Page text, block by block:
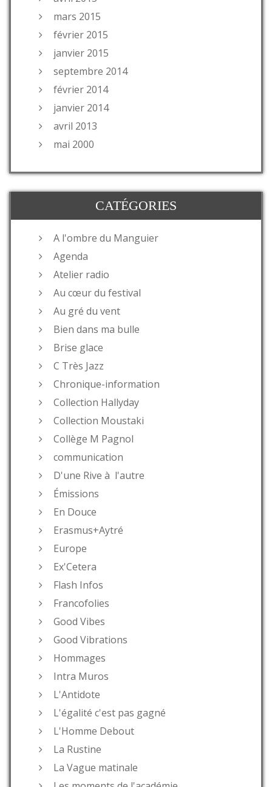
mars 2015
février 2015
janvier 2015
septembre 2014
février 2014
janvier 2014
avril 2013
mai 2000
CATÉGORIES
A l'ombre du Manguier
Agenda
Atelier radio
Au cœur du festival
Au gré du vent
Bien dans ma bulle
Brise glace
C Très Jazz
Chronique-information
Collection Hallyday
Collection Moustaki
Collège M Pagnol
communication
D'une Rive à l'autre
Émissions
En Douce
Erasmus+Aytré
Europe
Ex'Cetera
Flash Infos
Francofolies
Good Vibes
Good Vibrations
Hommages
Intra Muros
L'Antidote
L'égalité c'est pas gagné
L'Homme Debout
La Rustine
La Vague matinale